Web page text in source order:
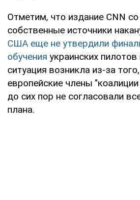
Отметим, что издание CNN
собственные источники
США еще не утвердили
обучения украинских
ситуация возникла из-за
европейские члены
до сих пор не согласовали
плана.